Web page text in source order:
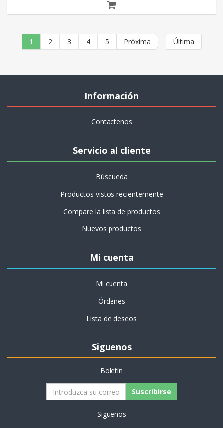
1 2 3 4 5 Próxima Última
Información
Contactenos
Servicio al cliente
Búsqueda
Productos vistos recientemente
Compare la lista de productos
Nuevos productos
Mi cuenta
Mi cuenta
Órdenes
Lista de deseos
Siguenos
Boletín
Siguenos